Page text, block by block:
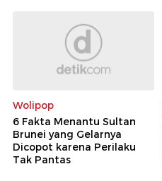
Wolipop
6 Fakta Menantu Sultan
Brunei yang Gelarnya
Dicopot karena Perilaku
Tak Pantas